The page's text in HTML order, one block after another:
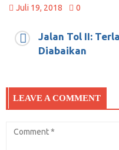
Juli 19, 2018 0
Jalan Tol II:
Diabaikan
LEAVE A COMMENT